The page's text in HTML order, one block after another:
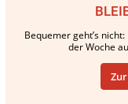
Bequemer geht’s
der Woche